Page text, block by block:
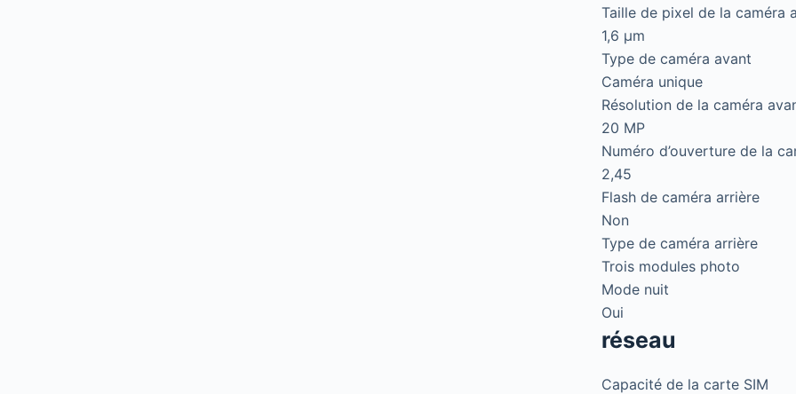
Taille de pixel de la caméra
1,6 µm
Type de caméra avant
Caméra unique
Résolution de la caméra
20 MP
Numéro d’ouverture de la
2,45
Flash de caméra arrière
Non
Type de caméra arrière
Trois modules photo
Mode nuit
Oui
réseau
Capacité de la carte SIM